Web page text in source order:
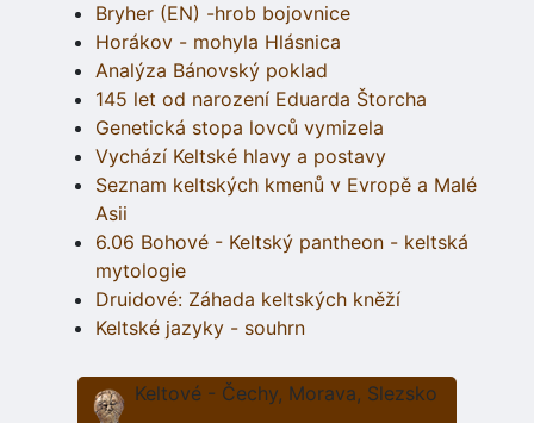
Bryher (EN) -hrob bojovnice
Horákov - mohyla Hlásnica
Analýza Bánovský poklad
145 let od narození Eduarda Štorcha
Genetická stopa lovců vymizela
Vychází Keltské hlavy a postavy
Seznam keltských kmenů v Evropě a Malé
Asii
6.06 Bohové - Keltský pantheon - keltská
mytologie
Druidové: Záhada keltských kněží
Keltské jazyky - souhrn
Keltové - Čechy, Morava, Slezsko